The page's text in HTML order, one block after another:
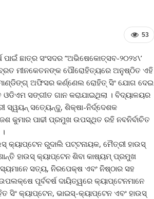
53
ଛାତ୍ର ସଂସଦର “ଅଭିଷେକୋତ୍ସବ-୨୦୨୪\’
ମୀନକେତନଙ୍କ ପୌରୋହିତ୍ୟରେ ଅନୁଷ୍ଠିତ ଏହି
ଅଫିସର କର୍ଣ୍ଣେଲ ରୋହିତ୍ ସିଂ ଯୋଗ ଦେଇ
ସଙ୍ଗୀତ ଗାନ କରାଯାଇଥିଲା । ବିଦ୍ୟାଳୟର
ସ୍ୱୟନ୍ ସତ୍ୟେନ୍ଦୁ, ଶିକ୍ଷା-ନିର୍ଦ୍ଦେଶକ
କୁମାର ପାଢୀ ପ୍ରମୁଖ ଉପସ୍ଥିତ ରହି ନବନିର୍ବାଚିତ
କ୍ୟାପ୍ଟେନ ରୁଦାଲି ପଟ୍ଟନାୟକ, ମୈତ୍ରୀ ହାଉସ୍
ହାଉସ୍ କ୍ୟାପ୍ଟେନ ଶିବା କାଷ୍ୟମ୍ ପ୍ରମୁଖ
ସତ୍ୟ, ନିରପେକ୍ଷ ଏବଂ ନିଷ୍ଠାର ସହ
ପୂର୍ବବର୍ଷ ଦାୟିତ୍ୱରେ କ୍ୟାପ୍ଟେନମାନେ
ସିଂ କ୍ୟାପ୍ଟେନ, ଭାଇସ୍‌-କ୍ୟାପ୍ଟେନ ଏବଂ ହାଉସ୍